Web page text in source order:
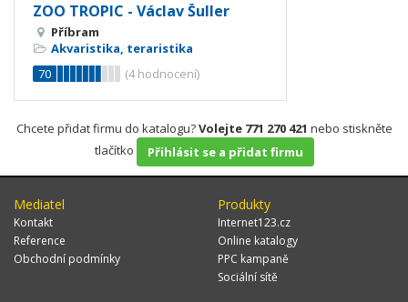
ZOO TROPIC - Václav Šuller
Příbram
Akvaristika, teraristika
70
(4hodnocení)
Chcete přidat firmu do katalogu?Volejte 771 270 421 nebo stiskněte
tlačítko
Přihlásit se a přidat firmu
Mediatel
Kontakt
Reference
Obchodní podmínky
Produkty
Internet123.cz
Online katalogy
PPC kampaně
Sociální sítě